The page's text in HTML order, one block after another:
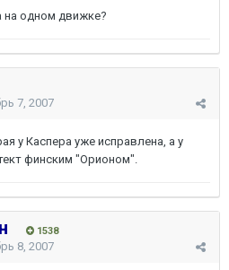
на одном движке?
7, 2007
у Каспера уже исправлена, а у
финским "Орионом".
1538
8, 2007